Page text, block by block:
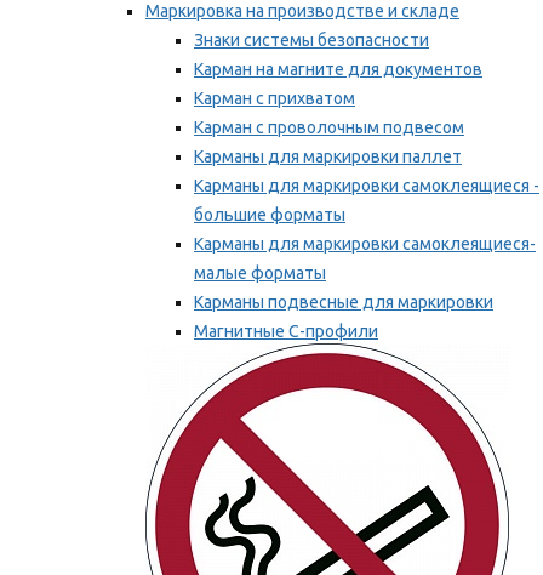
Маркировка на производстве и складе
Знаки системы безопасности
Карман на магните для документов
Карман с прихватом
Карман с проволочным подвесом
Карманы для маркировки паллет
Карманы для маркировки самоклеящиеся -
большие форматы
Карманы для маркировки самоклеящиеся-
малые форматы
Карманы подвесные для маркировки
Магнитные С-профили
Напольная маркировка
Мы рекомендуем